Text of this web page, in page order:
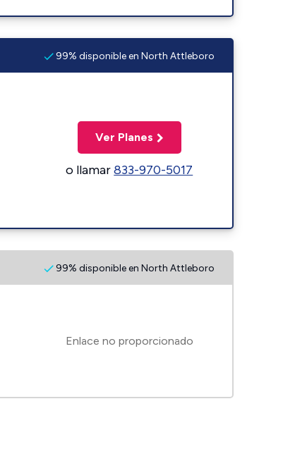
99% disponible en North Attleboro
Ver Planes
o llamar833-970-5017
99% disponible en North Attleboro
Enlace no proporcionado